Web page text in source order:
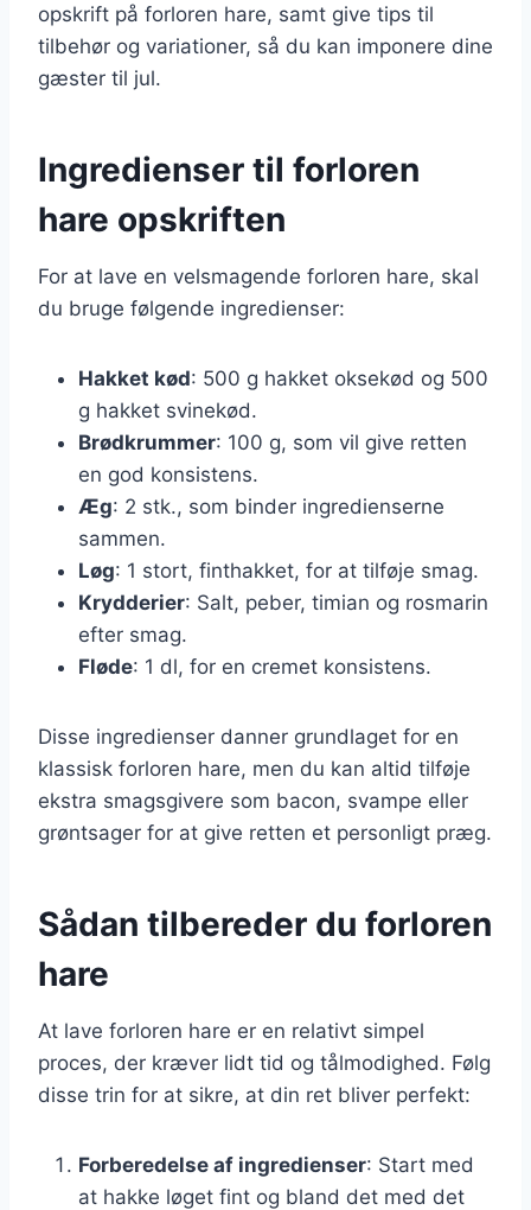
opskrift på forloren hare, samt give tips til
tilbehør og variationer, så du kan imponere dine
gæster til jul.
Ingredienser til forloren
hare opskriften
For at lave en velsmagende forloren hare, skal
du bruge følgende ingredienser:
Hakket kød: 500 g hakket oksekød og 500
g hakket svinekød.
Brødkrummer: 100 g, som vil give retten
en god konsistens.
Æg: 2 stk., som binder ingredienserne
sammen.
Løg: 1 stort, finthakket, for at tilføje smag.
Krydderier: Salt, peber, timian og rosmarin
efter smag.
Fløde: 1 dl, for en cremet konsistens.
Disse ingredienser danner grundlaget for en
klassisk forloren hare, men du kan altid tilføje
ekstra smagsgivere som bacon, svampe eller
grøntsager for at give retten et personligt præg.
Sådan tilbereder du forloren
hare
At lave forloren hare er en relativt simpel
proces, der kræver lidt tid og tålmodighed. Følg
disse trin for at sikre, at din ret bliver perfekt:
Forberedelse af ingredienser: Start med
at hakke løget fint og bland det med det